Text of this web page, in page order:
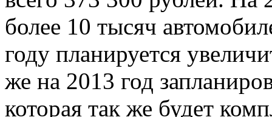
более 10 тысяч
году планируется
же на 2013 год
которая так же будет